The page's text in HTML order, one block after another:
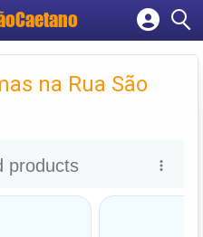
empresa
contana Rua São